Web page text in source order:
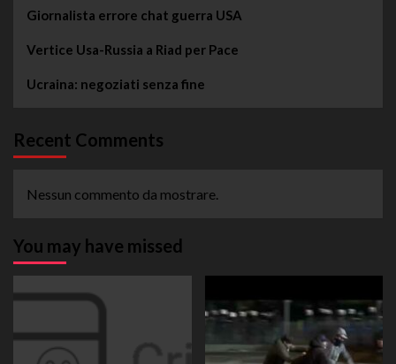
Giornalista errore chat guerra USA
Vertice Usa-Russia a Riad per Pace
Ucraina: negoziati senza fine
Recent Comments
Nessun commento da mostrare.
You may have missed